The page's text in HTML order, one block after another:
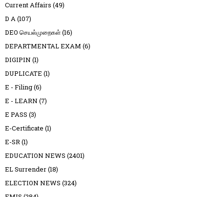
Current Affairs (49)
D A(107)
DEO செயல்முறைகள்(16)
DEPARTMENTAL EXAM (6)
DIGIPIN (1)
DUPLICATE (1)
E - Filing(6)
E - LEARN (7)
E PASS (3)
E-Certificate (1)
E-SR(1)
EDUCATION NEWS (2401)
EL Surrender(18)
ELECTION NEWS (324)